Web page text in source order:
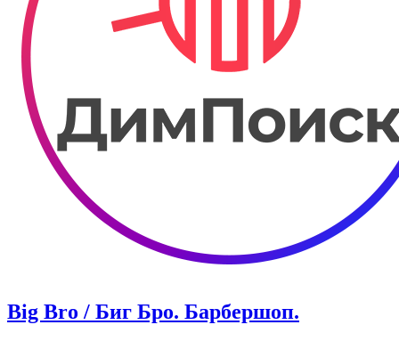
Big Bro / Биг Бро. Барбершоп.